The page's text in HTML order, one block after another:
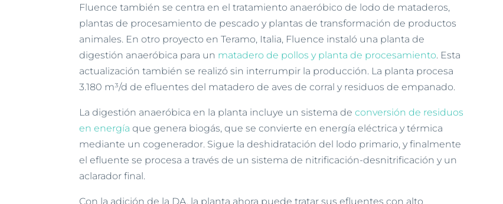
Fluence también se centra en el tratamiento anaeróbico de lodo de mataderos,
plantas de procesamiento de pescado y plantas de transformación de productos
animales. En otro proyecto en Teramo, Italia, Fluence instaló una planta de
digestión anaeróbica para un matadero de pollos y planta de procesamiento. Esta
actualización también se realizó sin interrumpir la producción. La planta procesa
3.180 m³/d de efluentes del matadero de aves de corral y residuos de empanado.
La digestión anaeróbica en la planta incluye un sistema deconversión de residuos
en energía que genera biogás, que se convierte en energía eléctrica y térmica
mediante un cogenerador. Sigue la deshidratación del lodo primario, y finalmente
el efluente se procesa a través de un sistema de nitrificación-desnitrificación y un
aclarador final.
Con la adición de la DA, la planta ahora puede tratar sus efluentes con alto